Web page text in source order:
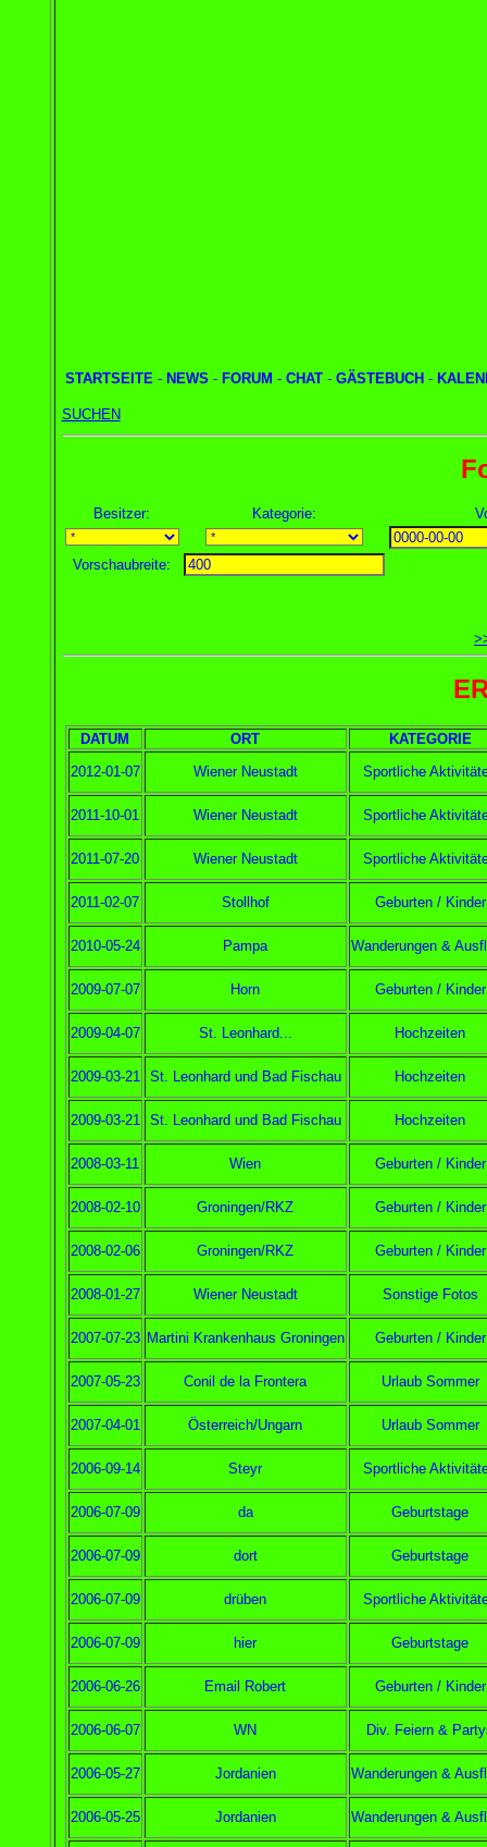
STARTSEITE - NEWS - FORUM - CHAT - GÄSTEBUCH -
SUCHEN
Besitzer: Kategorie:
Vorschaubreite:
DATUM ORT
KATEGORIE
2012-01-07
Wiener Neustadt Sportliche
2011-10-01 Wiener Neustadt Sportliche
2011-07-20 Wiener Neustadt Sportliche
2011-02-07 Stollhof Geburten / Kinder
2010-05-24 Pampa Wanderungen &
2009-07-07 Horn Geburten / Kinder
2009-04-07 St. Leonhard... Hochzeiten
2009-03-21 St. Leonhard und Bad Fischau Hochzeiten
2009-03-21 St. Leonhard und Bad Fischau Hochzeiten
2008-03-11 Wien Geburten / Kinder
2008-02-10 Groningen/RKZ Geburten / Kinder
2008-02-06 Groningen/RKZ Geburten / Kinder
2008-01-27 Wiener Neustadt Sonstige Fotos
2007-07-23 Martini Krankenhaus Groningen Geburten / Kinder
2007-05-23 Conil de la Frontera Urlaub Sommer
2007-04-01 Österreich/Ungarn Urlaub Sommer
2006-09-14 Steyr Sportliche
2006-07-09 da Geburtstage
2006-07-09 dort Geburtstage
2006-07-09 drüben Sportliche
2006-07-09 hier Geburtstage
2006-06-26 Email Robert Geburten / Kinder
2006-06-07 WN Div. Feiern &
2006-05-27 Jordanien Wanderungen &
2006-05-25 Jordanien Wanderungen &